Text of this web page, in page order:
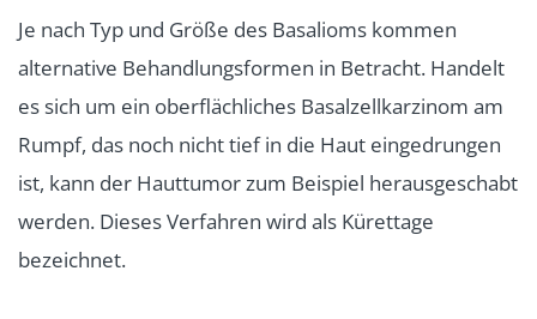
Je nach Typ und Größe des Basalioms kommen
alternative Behandlungsformen in Betracht. Handelt
es sich um ein oberflächliches Basalzellkarzinom am
Rumpf, das noch nicht tief in die Haut eingedrungen
ist, kann der Hauttumor zum Beispiel herausgeschabt
werden. Dieses Verfahren wird als Kürettage
bezeichnet.